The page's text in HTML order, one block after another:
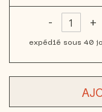
images
- +
expédié sous 40